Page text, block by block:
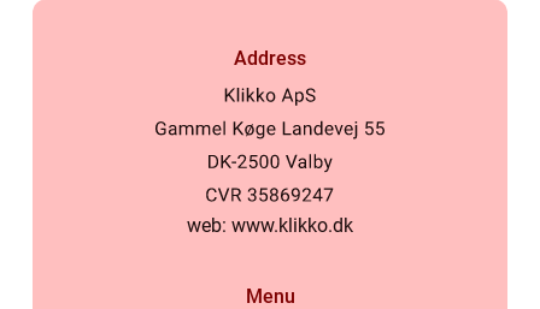
Address
web: www.klikko.dk
Menu